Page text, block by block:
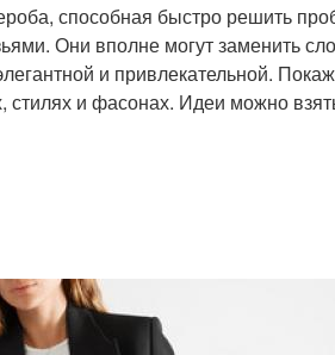
способная быстро решить
Они вполне могут заменить
и привлекательной.
и фасонах. Идеи можно